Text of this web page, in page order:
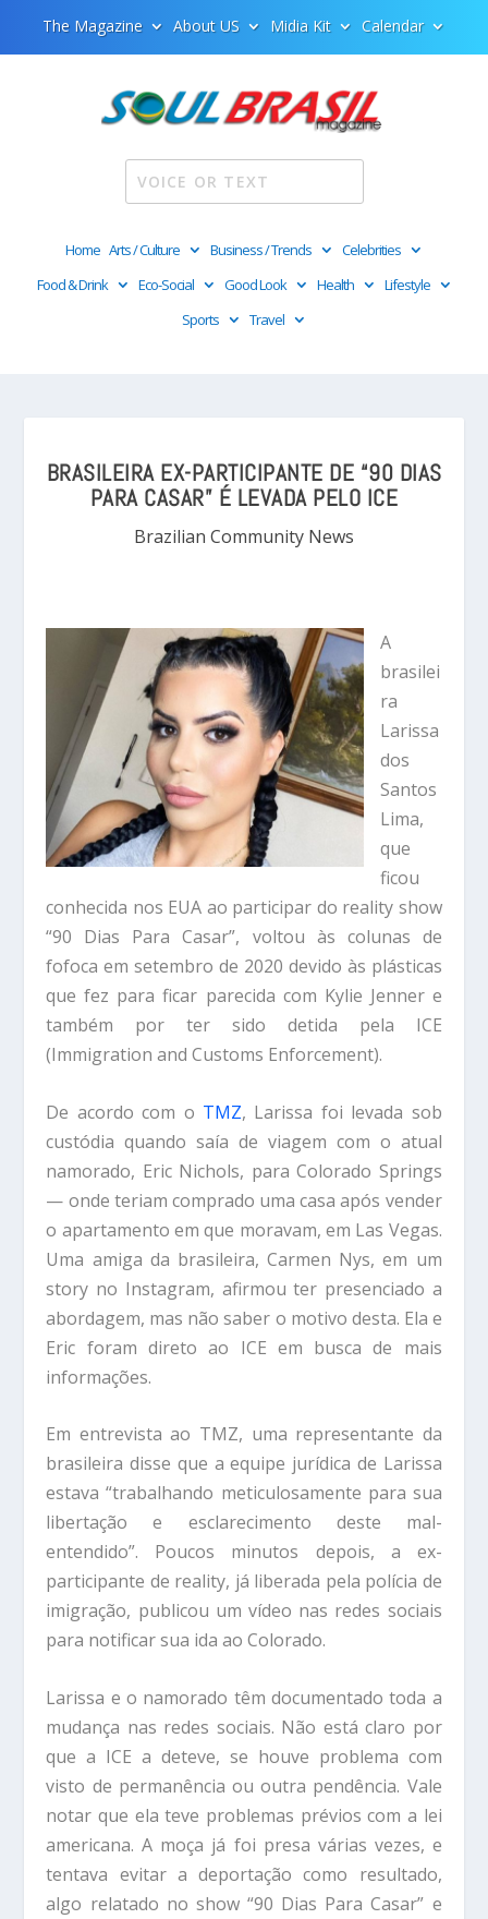
The Magazine About US Midia Kit Calendar
Home Arts / Culture Business / Trends
Celebrities
Food & Drink
Eco-Social Good Look Health
Lifestyle
Sports
Travel
BRASILEIRA EX-PARTICIPANTE DE “90 DIAS
PARA CASAR” É LEVADA PELO ICE
Brazilian Community News
A
brasilei
ra
Larissa
dos
Santos
Lima,
que
ficou
conhecida nos EUA ao participar do reality show
“90 Dias Para Casar”, voltou às colunas de
fofoca em setembro de 2020 devido às plásticas
que fez para ficar parecida com Kylie Jenner e
também por ter sido detida pela ICE
(Immigration and Customs Enforcement).
De acordo com o TMZ, Larissa foi levada sob
custódia quando saía de viagem com o atual
namorado, Eric Nichols, para Colorado Springs
— onde teriam comprado uma casa após vender
o apartamento em que moravam, em Las Vegas.
Uma amiga da brasileira, Carmen Nys, em um
story no Instagram, afirmou ter presenciado a
abordagem, mas não saber o motivo desta. Ela e
Eric foram direto ao ICE em busca de mais
informações.
Em entrevista ao TMZ, uma representante da
brasileira disse que a equipe jurídica de Larissa
estava “trabalhando meticulosamente para sua
libertação e esclarecimento deste mal-
entendido”. Poucos minutos depois, a ex-
participante de reality, já liberada pela polícia de
imigração, publicou um vídeo nas redes sociais
para notificar sua ida ao Colorado.
Larissa e o namorado têm documentado toda a
mudança nas redes sociais. Não está claro por
que a ICE a deteve, se houve problema com
visto de permanência ou outra pendência. Vale
notar que ela teve problemas prévios com a lei
americana. A moça já foi presa várias vezes, e
tentava evitar a deportação como resultado,
algo relatado no show “90 Dias Para Casar” e